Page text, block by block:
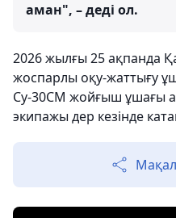
аман", – деді ол.
2026 жылғы 25 ақпанда
жоспарлы оқу-жаттығу
Су-30СМ жойғыш ұшағы
экипажы дер кезінде